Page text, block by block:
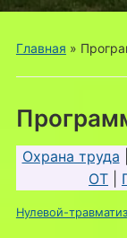
меню
Главная »
Охрана труда
ОТ
Нулевой-